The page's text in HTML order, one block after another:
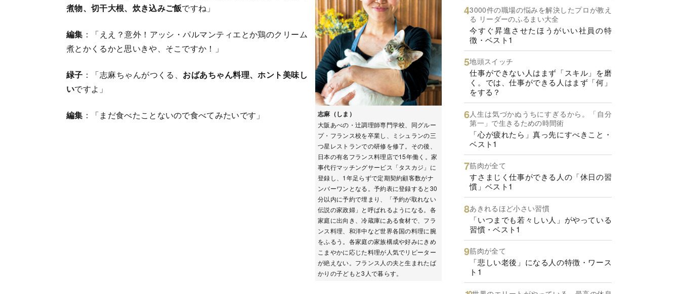
志麻（しま）
大阪あべの・辻調理師専門学校、同グルー
プ・フランス校を卒業し、ミシュランの三
つ星レストランでの研修を修了。その後、
日本の有名フランス料理店で15年働く。家
事代行マッチングサービス「タスカジ」に
登録し、1年足らずで定期契約顧客数がナ
ンバーワンとなる。予約表に登録すると30
分以内に予約で埋まり、「予約が取れない
伝説の家政婦」と呼ばれるようになる。各
家庭に出向き、冷蔵庫にある食材で、フラ
ンス料理、和洋中など世界各国の料理に腕
をふるう。各家庭の家族構成や好みにきめ
こまやかに応じた料理が人気でリピーター
が絶えない。フランス人の夫と生まれたば
かりの子どもと3人で暮らす。
煮物、切干大根、炊き込みご飯ですね」
編集 ：「ええ？意外！アッシ・パルマンティエとか鶏のクリーム
煮とかくるかと思いきや、そこですか！」
緑子 ：「志麻ちゃんがつくる、 おばあちゃん料理、ホント美味し
いですよ」
編集 ：「まだ食べたことないので食べてみたいです」
3000件の職場の悩みを解決したプロが教え
る リーダーのふるまい大全
今すぐ昇進させたほうがいい社員の特
徴・ベスト1
地頭スイッチ
仕事ができない人はまず「スキル」を磨
く。では、仕事ができる人はまず「何」
をする？
人生は気づかぬうちにすぎるから。「自分
第一」で生きるための時間術
「心が疲れたら」真っ先にすべきこと・
ベスト1
筋肉が全て
すさまじく仕事ができる人の「休日の習
慣」ベスト1
あきれるほど小さい習慣
「いつまでも若々しい人」がやっている
習慣・ベスト1
筋肉が全て
「悲しい老後」になる人の特徴・ワース
ト1